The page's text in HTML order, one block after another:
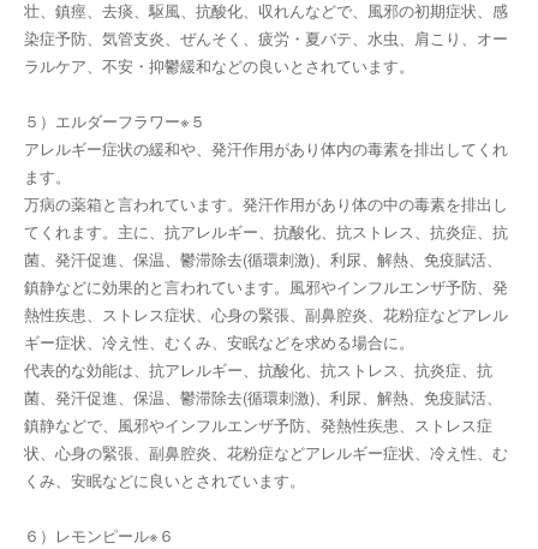
壮、鎮痙、去痰、駆風、抗酸化、収れんなどで、風邪の初期症状、感
染症予防、気管支炎、ぜんそく、疲労・夏バテ、水虫、肩こり、オー
ラルケア、不安・抑鬱緩和などの良いとされています。
５）エルダーフラワー※５
アレルギー症状の緩和や、発汗作用があり体内の毒素を排出してくれ
ます。
万病の薬箱と言われています。発汗作用があり体の中の毒素を排出し
てくれます。主に、抗アレルギー、抗酸化、抗ストレス、抗炎症、抗
菌、発汗促進、保温、鬱滞除去(循環刺激)、利尿、解熱、免疫賦活、
鎮静などに効果的と言われています。風邪やインフルエンザ予防、発
熱性疾患、ストレス症状、心身の緊張、副鼻腔炎、花粉症などアレル
ギー症状、冷え性、むくみ、安眠などを求める場合に。
代表的な効能は、抗アレルギー、抗酸化、抗ストレス、抗炎症、抗
菌、発汗促進、保温、鬱滞除去(循環刺激)、利尿、解熱、免疫賦活、
鎮静などで、風邪やインフルエンザ予防、発熱性疾患、ストレス症
状、心身の緊張、副鼻腔炎、花粉症などアレルギー症状、冷え性、む
くみ、安眠などに良いとされています。
６）レモンピール※６